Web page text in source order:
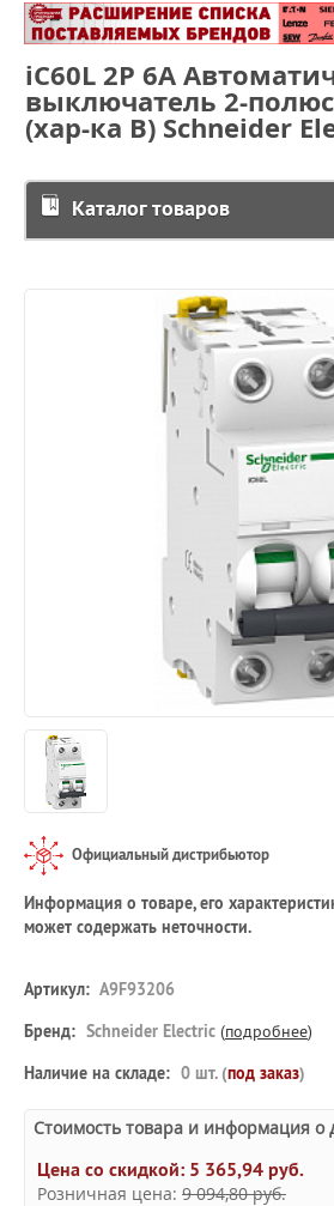
iC60L 2P 6А
выключатель 2-
(хар-ка B) Schneider
Каталог товаров
Официальный дистрибьютор
Информация о товаре, его
может содержать неточности.
Артикул: A9F93206
Бренд: Schneider Electric (подробнее)
Наличие на складе: 0 шт. (под заказ)
Стоимость товара и информация о
Цена со скидкой: 5 365,94 руб.
Розничная цена: 9 094,80 руб.